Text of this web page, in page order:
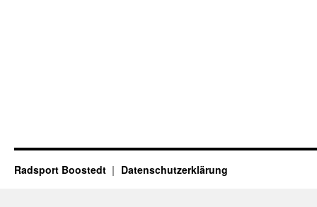
Radsport Boostedt Datenschutzerklärung